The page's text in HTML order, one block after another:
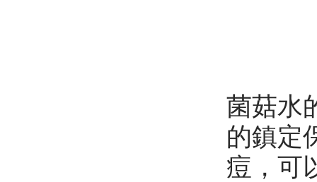
菌菇水
的鎮定
痘，可